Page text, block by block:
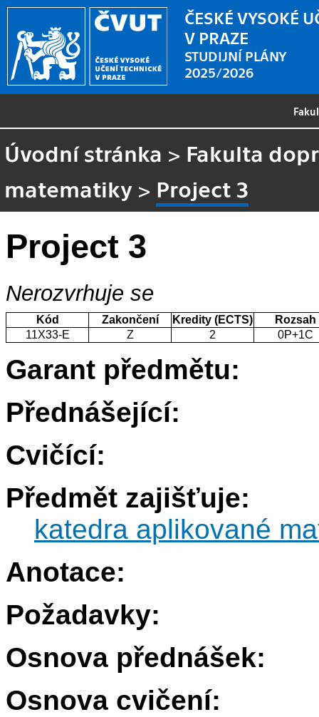
ČESKÉ VYSOKÉ
V PRAZE
STUDIJNÍ PLÁNY
2025/2026
Úvodní stránka > Fakulta
matematiky > Project 3
Project 3
Nerozvrhuje se
Kód Zakončení Kredity (ECTS)
Rozsah
11X33-E
Z 2 0P+1C
Garant předmětu:
Přednášející:
Cvičící:
Předmět zajišťuje:
katedra aplikované
Anotace:
Požadavky:
Osnova přednášek:
Osnova cvičení: